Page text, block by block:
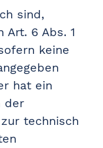
sind,
Art. 6 Abs. 1
keine
hat ein
der
technisch